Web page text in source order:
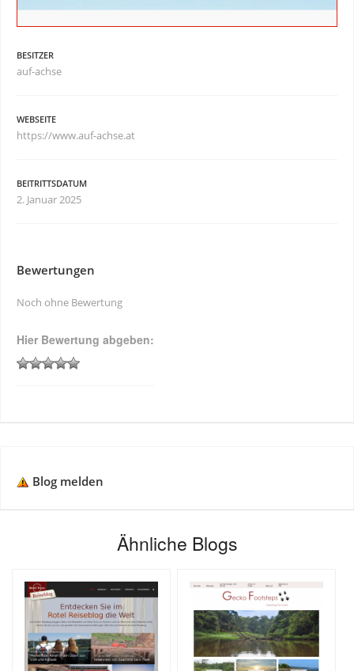
BESITZER
auf-achse
WEBSEITE
https://www.auf-achse.at
BEITRITTSDATUM
2. Januar 2025
Bewertungen
Noch ohne Bewertung
Hier Bewertung abgeben:
Blog melden
Ähnliche Blogs